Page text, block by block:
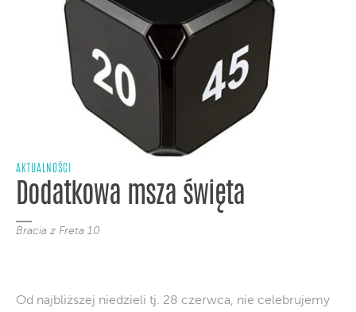
AKTUALNOŚCI
Dodatkowa msza święta
Bracia z Freta 10
Od najbliższej niedzieli tj. 28 czerwca, nie celebrujemy